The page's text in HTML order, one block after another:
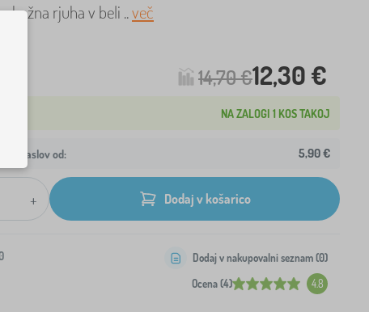
rjuha v beli ..več
14,70 €12,30 €
NA ZALOGI 1 KOS TAKOJ
vaš naslov od: 5,90 €
+ Dodaj v košarico
Ocena (4) 4.8
Dodaj v nakupovalni seznam (0)